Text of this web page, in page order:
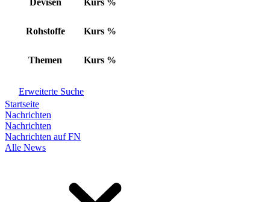
Devisen Kurs %
Rohstoffe Kurs %
Themen Kurs %
Erweiterte Suche
Startseite
Nachrichten
Nachrichten
Nachrichten auf FN
Alle News